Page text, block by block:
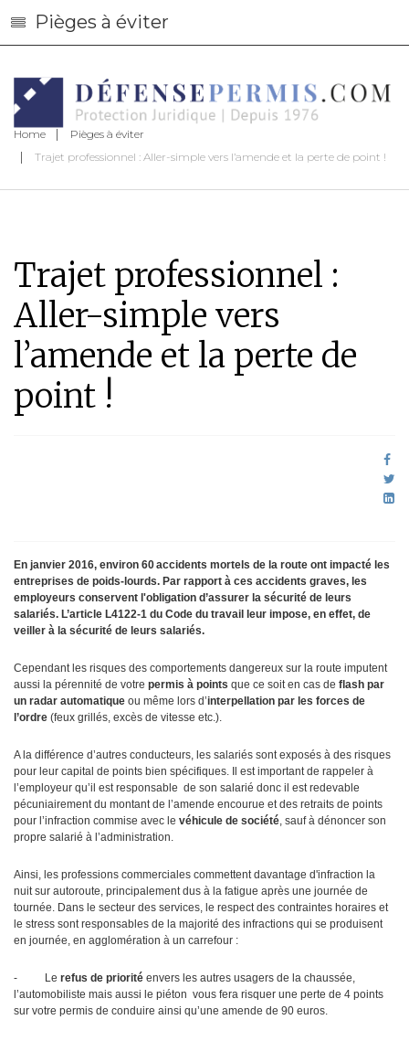
Pièges à éviter
Home
Pièges à éviter
Trajet professionnel : Aller-simple vers l’amende et la perte de point !
Trajet professionnel :
Aller-simple vers
l’amende et la perte de
point !
En janvier 2016, environ 60 accidents mortels de la route ont impacté les
entreprises de poids-lourds. Par rapport à ces accidents graves, les
employeurs conservent l'obligation d’assurer la sécurité de leurs
salariés. L’article L4122-1 du Code du travail leur impose, en effet, de
veiller à la sécurité de leurs salariés.
Cependant les risques des comportements dangereux sur la route imputent
aussi la pérennité de votre permis à points que ce soit en cas de flash par
un radar automatique ou même lors d’interpellation par les forces de
l’ordre (feux grillés, excès de vitesse etc.).
A la différence d’autres conducteurs, les salariés sont exposés à des risques
pour leur capital de points bien spécifiques. Il est important de rappeler à
l’employeur qu’il est responsable de son salarié donc il est redevable
pécuniairement du montant de l’amende encourue et des retraits de points
pour l’infraction commise avec le véhicule de société, sauf à dénoncer son
propre salarié à l’administration.
Ainsi, les professions commerciales commettent davantage d'infraction la
nuit sur autoroute, principalement dus à la fatigue après une journée de
tournée. Dans le secteur des services, le respect des contraintes horaires et
le stress sont responsables de la majorité des infractions qui se produisent
en journée, en agglomération à un carrefour :
- Le refus de priorité envers les autres usagers de la chaussée,
l’automobiliste mais aussi le piéton vous fera risquer une perte de 4 points
sur votre permis de conduire ainsi qu’une amende de 90 euros.